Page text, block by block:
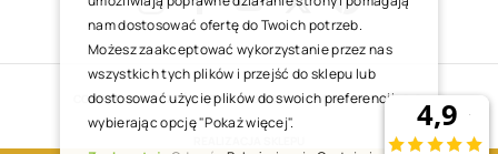
InstagramFacebookYoutube
X Pinterest
COPYRIGHT © 2025 ŚWIĘTY WOJCIECH DOM MEDIALNY SP. Z O.O.
nam dostosować ofertę do Twoich potrzeb.
Możesz zaakceptować wykorzystanie przez nas
wszystkich tych plików i przejść do sklepu lub
dostosować użycie plików do swoich preferencji,
wybierając opcję "Pokaż więcej".